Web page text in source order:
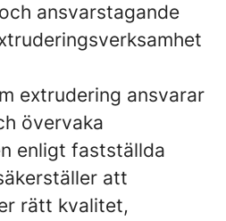
ansvarstagande
extrudering ansvarar
övervaka
enligt fastställda
att
rätt kvalitet,